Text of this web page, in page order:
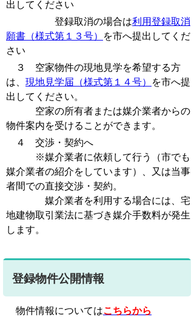
出してください
登録取消の場合は利用登録取消
願書（様式第１３号）
を市へ提出してくだ
さい
３ 空家物件の現地見学を希望する方
は、 現地見学届（様式第１４号）
を市へ提
出してください。
空家の所有者または媒介業者からの
物件案内を受けることができます。
４ 交渉・契約へ
※媒介業者に依頼して行う（市でも
媒介業者の紹介をしています）、又は当事
者間での直接交渉・契約。
媒介業者を利用する場合には、宅
地建物取引業法に基づき媒介手数料が発生
します。
登録物件公開情報
物件情報についてはこちらから